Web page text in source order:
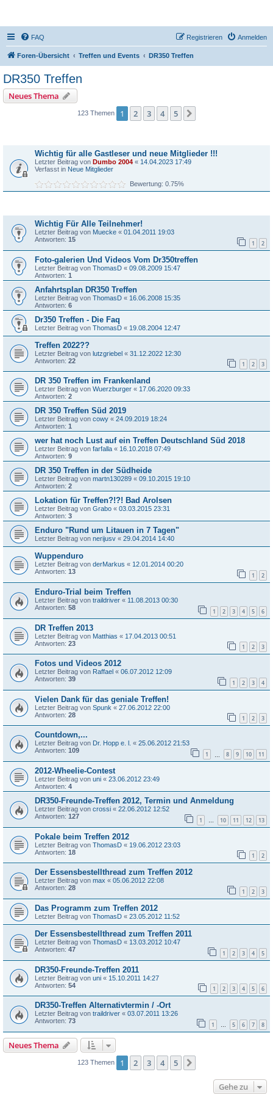
FAQ Anmelden
Registrieren
Foren-Übersicht Treffen und Events DR350 Treffen
DR350 Treffen
Neues Thema
123 Themen 1 2 3 4 5
Wichtig für alle Gastleser und neue Mitglieder !!!
Letzter Beitrag von Dumbo 2004 « 14.04.2023 17:49
Verfasst in Neue Mitglieder
Bewertung: 0.75%
Wichtig Für Alle Teilnehmer!
Letzter Beitrag von Muecke « 01.04.2011 19:03
Antworten: 15 1 2
Foto-galerien Und Videos Vom Dr350treffen
Letzter Beitrag von ThomasD « 09.08.2009 15:47
Antworten: 1
Anfahrtsplan DR350 Treffen
Letzter Beitrag von ThomasD « 16.06.2008 15:35
Antworten: 6
Dr350 Treffen - Die Faq
Letzter Beitrag von ThomasD « 19.08.2004 12:47
Treffen 2022??
Letzter Beitrag von lutzgriebel « 31.12.2022 12:30
Antworten: 22 1 2 3
DR 350 Treffen im Frankenland
Letzter Beitrag von Wuerzburger « 17.06.2020 09:33
Antworten: 2
DR 350 Treffen Süd 2019
Letzter Beitrag von cowy « 24.09.2019 18:24
Antworten: 1
wer hat noch Lust auf ein Treffen Deutschland Süd 2018
Letzter Beitrag von farfalla « 16.10.2018 07:49
Antworten: 9
DR 350 Treffen in der Südheide
Letzter Beitrag von martn130289 « 09.10.2015 19:10
Antworten: 2
Lokation für Treffen?!?! Bad Arolsen
Letzter Beitrag von Grabo « 03.03.2015 23:31
Antworten: 3
Enduro "Rund um Litauen in 7 Tagen"
Letzter Beitrag von nerijusv « 29.04.2014 14:40
Wuppenduro
Letzter Beitrag von derMarkus « 12.01.2014 00:20
Antworten: 13 1 2
Enduro-Trial beim Treffen
Letzter Beitrag von traildriver « 11.08.2013 00:30
Antworten: 58 1 2 3 4 5 6
DR Treffen 2013
Letzter Beitrag von Matthias « 17.04.2013 00:51
Antworten: 23 1 2 3
Fotos und Videos 2012
Letzter Beitrag von Raffael « 06.07.2012 12:09
Antworten: 39 1 2 3 4
Vielen Dank für das geniale Treffen!
Letzter Beitrag von Spunk « 27.06.2012 22:00
Antworten: 28 1 2 3
Countdown,...
Letzter Beitrag von Dr. Hopp e. l. « 25.06.2012 21:53
Antworten: 109 1 8 9 10 11
2012-Wheelie-Contest
Letzter Beitrag von uni « 23.06.2012 23:49
Antworten: 4
DR350-Freunde-Treffen 2012, Termin und Anmeldung
Letzter Beitrag von crossi « 22.06.2012 12:52
Antworten: 127 1 … 10 11 12 13
Pokale beim Treffen 2012
Letzter Beitrag von ThomasD « 19.06.2012 23:03
Antworten: 18 1 2
Der Essensbestellthread zum Treffen 2012
Letzter Beitrag von max « 05.06.2012 22:08
Antworten: 28 1 2 3
Das Programm zum Treffen 2012
Letzter Beitrag von ThomasD « 23.05.2012 11:52
Der Essensbestellthread zum Treffen 2011
Letzter Beitrag von ThomasD « 13.03.2012 10:47
Antworten: 47 1 2 3 4 5
DR350-Freunde-Treffen 2011
Letzter Beitrag von uni « 15.10.2011 14:27
Antworten: 54 1 2 3 4 5 6
DR350-Treffen Alternativtermin / -Ort
Letzter Beitrag von traildriver « 03.07.2011 13:26
Antworten: 73 1 … 5 6 7 8
Neues Thema
123 Themen 1 2 3 4 5
Gehe zu